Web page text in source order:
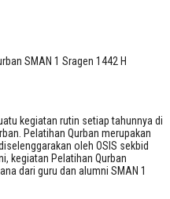
SMAN 1 Sragen 1442 H
kegiatan rutin setiap tahunnya di
Pelatihan Qurban merupakan
oleh OSIS sekbid
kegiatan Pelatihan Qurban
dari guru dan alumni SMAN 1